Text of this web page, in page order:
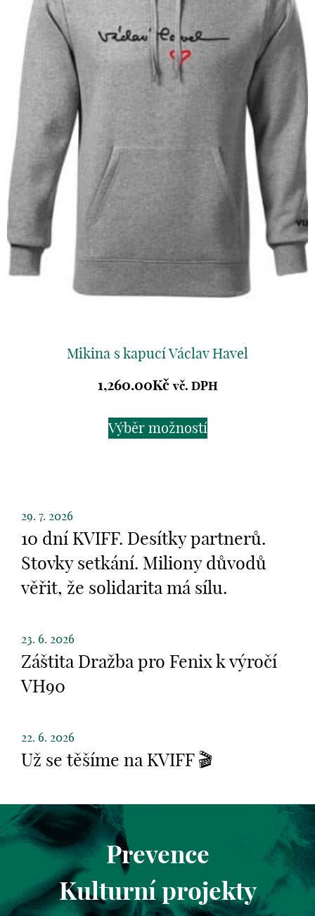
Mikina s kapucí Václav Havel
1,260.00Kč vč. DPH
Výběr možností
29. 7. 2026
10 dní KVIFF. Desítky partnerů.
Stovky setkání. Miliony důvodů
věřit, že solidarita má sílu.
23. 6. 2026
Záštita Dražba pro Fenix k výročí
VH90
22. 6. 2026
Už se těšíme na KVIFF 🎬
Prevence
Kulturní projekty